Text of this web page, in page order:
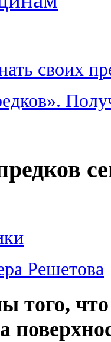
своих
Решетова
того,